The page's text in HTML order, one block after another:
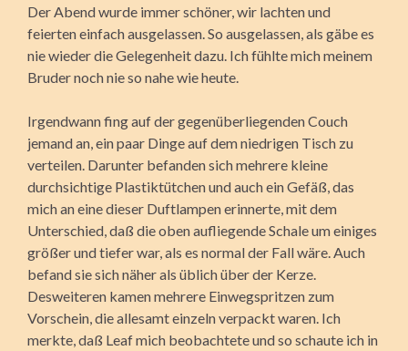
Der Abend wurde immer schöner, wir lachten und
feierten einfach ausgelassen. So ausgelassen, als gäbe es
nie wieder die Gelegenheit dazu. Ich fühlte mich meinem
Bruder noch nie so nahe wie heute.
Irgendwann fing auf der gegenüberliegenden Couch
jemand an, ein paar Dinge auf dem niedrigen Tisch zu
verteilen. Darunter befanden sich mehrere kleine
durchsichtige Plastiktütchen und auch ein Gefäß, das
mich an eine dieser Duftlampen erinnerte, mit dem
Unterschied, daß die oben aufliegende Schale um einiges
größer und tiefer war, als es normal der Fall wäre. Auch
befand sie sich näher als üblich über der Kerze.
Desweiteren kamen mehrere Einwegspritzen zum
Vorschein, die allesamt einzeln verpackt waren. Ich
merkte, daß Leaf mich beobachtete und so schaute ich in